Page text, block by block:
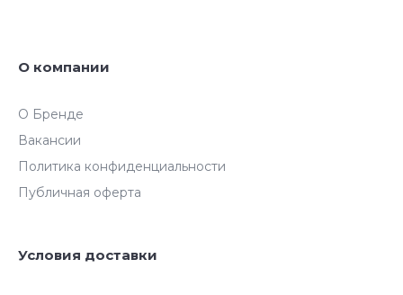
О компании
О Бренде
Вакансии
Политика конфиденциальности
Публичная оферта
Условия доставки